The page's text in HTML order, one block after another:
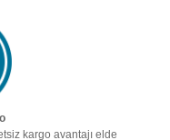
kargo avantajı elde